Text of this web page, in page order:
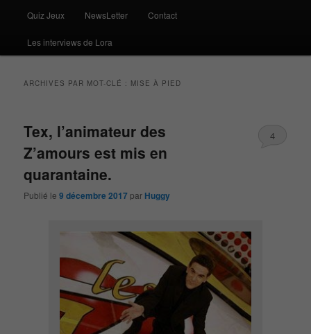
Quiz Jeux NewsLetter Contact
Les interviews de Lora
ARCHIVES PAR MOT-CLÉ : MISE À PIED
Tex, l’animateur des
Z’amours est mis en
quarantaine.
Publié le9 décembre 2017 par Huggy
4